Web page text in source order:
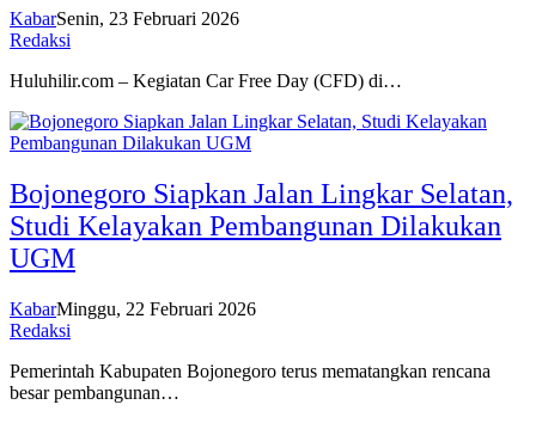
KabarSenin, 23 Februari 2026
Redaksi
Huluhilir.com – Kegiatan Car Free Day (CFD) di…
Bojonegoro Siapkan Jalan Lingkar Selatan,
Studi Kelayakan Pembangunan Dilakukan
UGM
KabarMinggu, 22 Februari 2026
Redaksi
Pemerintah Kabupaten Bojonegoro terus mematangkan rencana
besar pembangunan…